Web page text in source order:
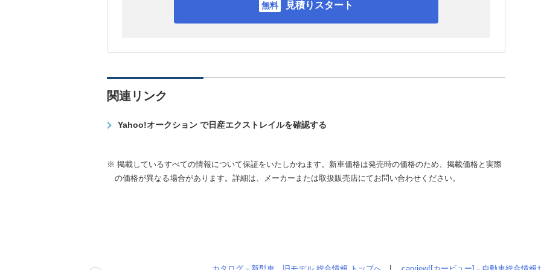
見積りスタート
関連リンク
Yahoo!オークション で日産エクストレイルを確認する
※ 掲載しているすべての情報について保証をいたしかねます。新車価格は発売時の価格のため、掲載価格と実際
の価格が異なる場合があります。詳細は、メーカーまたは取扱販売店にてお問い合わせください。